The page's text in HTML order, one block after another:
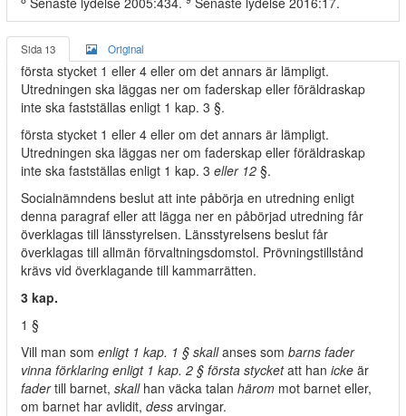
Sida 13 Original
första stycket 1 eller 4 eller om det annars är lämpligt.
Utredningen ska läggas ner om faderskap eller föräldraskap
inte ska fastställas enligt 1 kap. 3 §.
första stycket 1 eller 4 eller om det annars är lämpligt.
Utredningen ska läggas ner om faderskap eller föräldraskap
inte ska fastställas enligt 1 kap. 3 eller 12 §.
Socialnämndens beslut att inte påbörja en utredning enligt
denna paragraf eller att lägga ner en påbörjad utredning får
överklagas till länsstyrelsen. Länsstyrelsens beslut får
överklagas till allmän förvaltningsdomstol. Prövningstillstånd
krävs vid överklagande till kammarrätten.
3 kap.
1 §
Vill man som enligt 1 kap. 1 § skallanses som barns fader
vinna förklaring enligt 1 kap. 2 § första stycketatt han icke är
fadertill barnet, skallhan väcka talan härom mot barnet eller,
om barnet har avlidit, dess arvingar.